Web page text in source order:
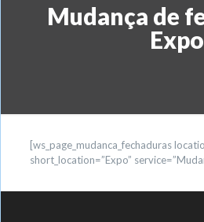
Mudança de
Expo
[ws_page_mudanca_fechaduras
short_location=”Expo”